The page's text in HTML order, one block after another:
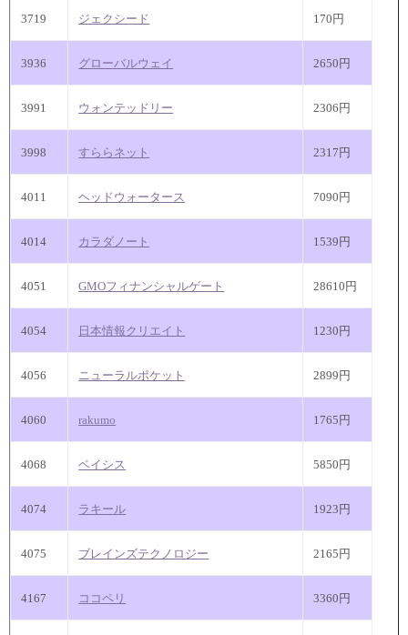
3719 ジェクシード 170円
3936 グローバルウェイ 2650円
3991 ウォンテッドリー 2306円
3998 すららネット 2317円
4011 ヘッドウォータース 7090円
4014 カラダノート 1539円
4051 GMOフィナンシャルゲート 28610円
4054 日本情報クリエイト 1230円
4056 ニューラルポケット 2899円
4060 rakumo 1765円
4068 ベイシス 5850円
4074 ラキール 1923円
4075 ブレインズテクノロジー 2165円
4167 ココペリ 3360円